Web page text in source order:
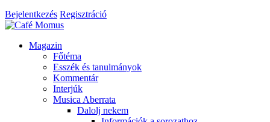
Bejelentkezés Regisztráció
Magazin
Főtéma
Esszék és tanulmányok
Kommentár
Interjúk
Musica Aberrata
Dalolj nekem